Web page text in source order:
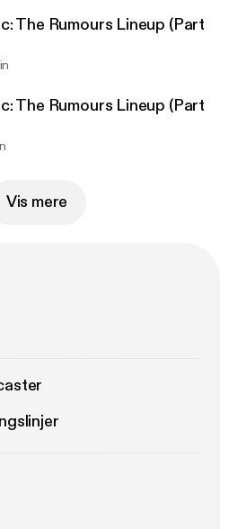
The Rumours Lineup (Part
The Rumours Lineup (Part
Vis mere